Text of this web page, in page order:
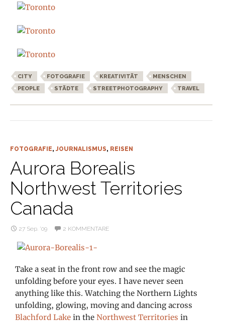
CITY FOTOGRAFIE KREATIVITÄT
MENSCHEN
PEOPLE
STÄDTE STREETPHOTOGRAPHY TRAVEL
FOTOGRAFIE, JOURNALISMUS, REISEN
Aurora Borealis
Northwest Territories
Canada
27 Sep. ’09 2 KOMMENTARE
Take a seat in the front row and see the magic
unfolding before your eyes. I have never seen
anything like this. Watching the Northern Lights
unfolding, glowing, moving and dancing across
Blachford Lake in theNorthwest Territories in